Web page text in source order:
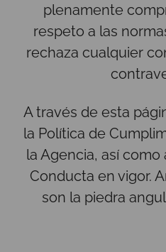
plenamente
respeto a las
rechaza cualquier
A través de esta
la Política de
la Agencia, así como
Conducta en vigor.
son la piedra